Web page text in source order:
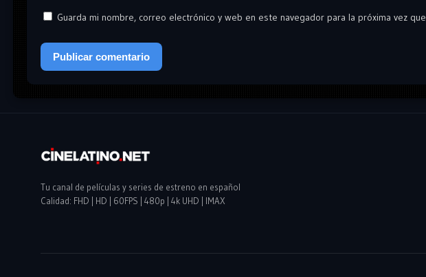
Guarda mi nombre, correo electrónico y web en este navegador para la próxima vez
Tu canal de películas y series de estreno en español
Calidad: FHD | HD | 60FPS | 480p | 4k UHD | IMAX